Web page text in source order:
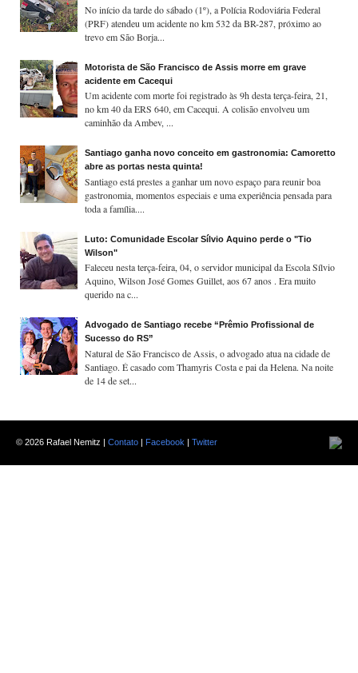
No início da tarde do sábado (1º), a Polícia Rodoviária Federal
(PRF) atendeu um acidente no km 532 da BR-287, próximo ao
trevo em São Borja...
Motorista de São Francisco de Assis morre em grave
acidente em Cacequi
Um acidente com morte foi registrado às 9h desta terça-feira, 21,
no km 40 da ERS 640, em Cacequi. A colisão envolveu um
caminhão da Ambev, ...
Santiago ganha novo conceito em gastronomia: Camoretto
abre as portas nesta quinta!
Santiago está prestes a ganhar um novo espaço para reunir boa
gastronomia, momentos especiais e uma experiência pensada para
toda a família....
Luto: Comunidade Escolar Sílvio Aquino perde o "Tio
Wilson"
Faleceu nesta terça-feira, 04, o servidor municipal da Escola Sílvio
Aquino, Wilson José Gomes Guillet, aos 67 anos . Era muito
querido na c...
Advogado de Santiago recebe “Prêmio Profissional de
Sucesso do RS”
Natural de São Francisco de Assis, o advogado atua na cidade de
Santiago. É casado com Thamyris Costa e pai da Helena. Na noite
de 14 de set...
© 2026 Rafael Nemitz | Contato | Facebook | Twitter